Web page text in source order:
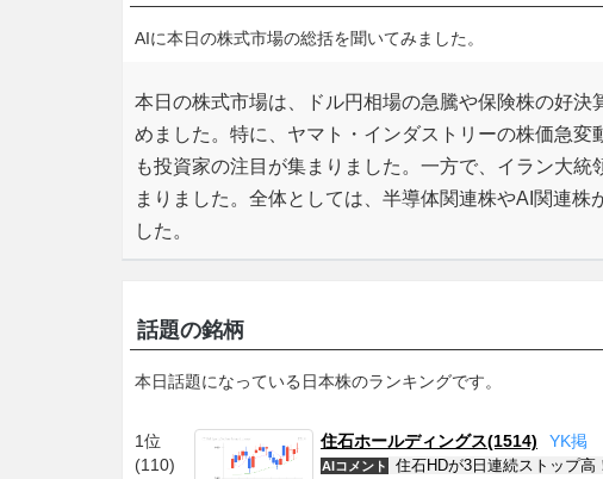
AIに本日の株式市場の総括を聞いてみました。
本日の株式市場は、ドル円相場の急騰や保険株の好
めました。特に、ヤマト・インダストリーの株価急
も投資家の注目が集まりました。一方で、イラン大
まりました。全体としては、半導体関連株やAI関連
した。
話題の銘柄
本日話題になっている日本株のランキングです。
1位
(110)
住石ホールディングス(1514) YK掲
AIコメント
住石HDが3日連続ストップ高